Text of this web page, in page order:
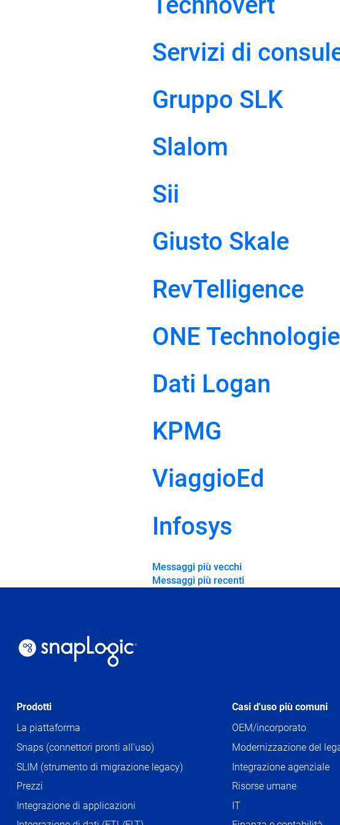
Servizi di
Gruppo SLK
Slalom
Sii
Giusto Skale
RevTelligence
ONE
Dati Logan
KPMG
ViaggioEd
Infosys
Navigazione
Messaggi più vecchi
Messaggi più recenti
Prodotti
La piattaforma
Snaps (connettori pronti all'uso)
SLIM (strumento di migrazione legacy)
Prezzi
Integrazione di applicazioni
Casi d'uso più comuni
OEM/incorporato
Modernizzazione del
Integrazione agenziale
Risorse umane
IT